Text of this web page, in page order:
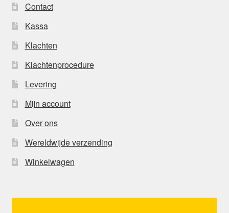
Contact
Kassa
Klachten
Klachtenprocedure
Levering
Mijn account
Over ons
Wereldwijde verzending
Winkelwagen